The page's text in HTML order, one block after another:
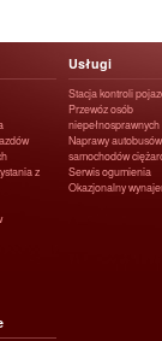
z
Usługi
Stacja kontroli
Przewóz osób
niepełnosprawnych
Naprawy
samochodów
Serwis ogumienia
Okazjonalny